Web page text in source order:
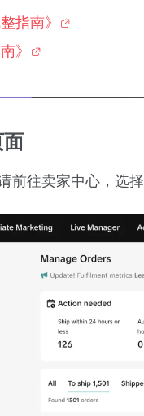
指南》
》
前往卖家中心，选择